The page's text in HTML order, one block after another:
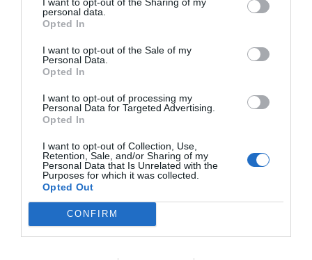
personal data.
Opted In
I want to opt-out of the Sale of my
Personal Data.
Opted In
I want to opt-out of processing my
Personal Data for Targeted Advertising.
Opted In
I want to opt-out of Collection, Use,
Retention, Sale, and/or Sharing of my
Personal Data that Is Unrelated with the
Purposes for which it was collected.
Opted Out
CONFIRM